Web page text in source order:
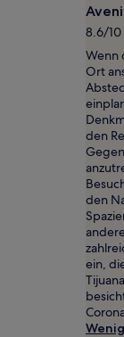
Preise
und
sich
Es
gelten.
8.6/
Wenn
Ort
den
den
ein,